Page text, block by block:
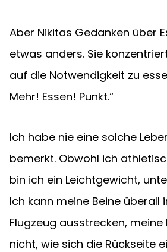
Aber Nikitas Gedanken über
etwas anders. Sie
auf die Notwendigkeit zu
Mehr! Essen! Punkt.“
Ich habe nie eine solche
bemerkt. Obwohl ich
bin ich ein Leichtgewicht,
Ich kann meine Beine überall
Flugzeug ausstrecken, meine
nicht, wie sich die Rückseite